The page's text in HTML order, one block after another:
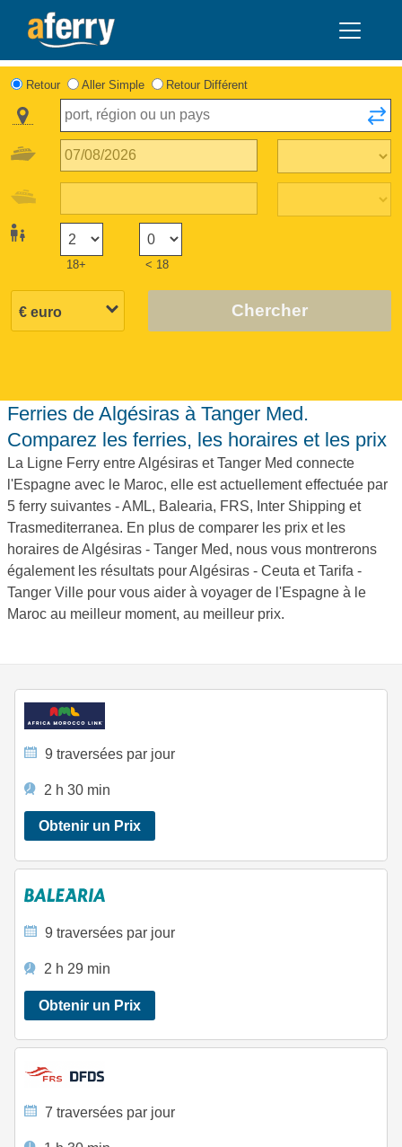
Retour Aller Simple Retour Différent
18+ < 18
Chercher
Ferries de Algésiras à Tanger Med.
Comparez les ferries, les horaires et les prix
La Ligne Ferry entre Algésiras et Tanger Med connecte
l'Espagne avec le Maroc, elle est actuellement effectuée par
5 ferry suivantes - AML, Balearia, FRS, Inter Shipping et
Trasmediterranea. En plus de comparer les prix et les
horaires de Algésiras - Tanger Med, nous vous montrerons
également les résultats pour Algésiras - Ceuta et Tarifa -
Tanger Ville pour vous aider à voyager de l'Espagne à le
Maroc au meilleur moment, au meilleur prix.
9 traversées par jour
2 h 30 min
Obtenir un Prix
9 traversées par jour
2 h 29 min
Obtenir un Prix
7 traversées par jour